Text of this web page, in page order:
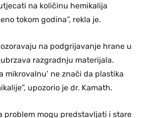
na količinu hemikalija
tokom godina”, rekla je.
na podgrijavanje hrane u
razgradnju materijala.
mikrovalnu’ ne znači da plastika
upozorio je dr. Kamath.
problem mogu predstavljati i stare